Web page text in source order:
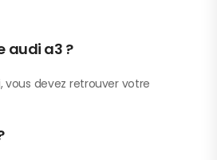
audi a3 ?
vous devez retrouver votre